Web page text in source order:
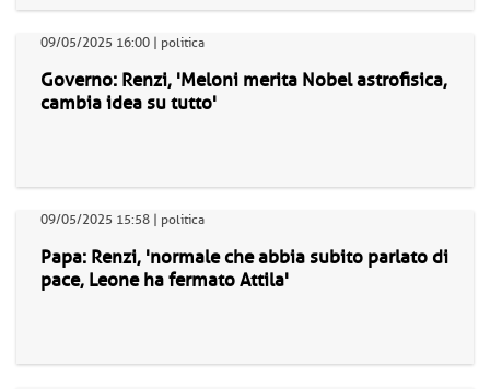
09/05/2025 16:00 | politica
Governo: Renzi, 'Meloni merita Nobel astrofisica,
cambia idea su tutto'
09/05/2025 15:58 | politica
Papa: Renzi, 'normale che abbia subito parlato di
pace, Leone ha fermato Attila'